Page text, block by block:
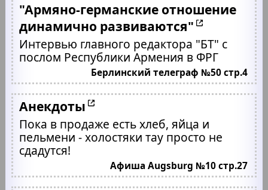
"Армяно-германские отношение
динамично развиваются"
Интервью главного редактора "БТ" с
послом Республики Армения в ФРГ
Берлинский телеграф №50 стр.4
Анекдоты
Пока в продаже есть хлеб, яйца и
пельмени - холостяки тау просто не
сдадутся!
Афиша Augsburg №10 стр.27